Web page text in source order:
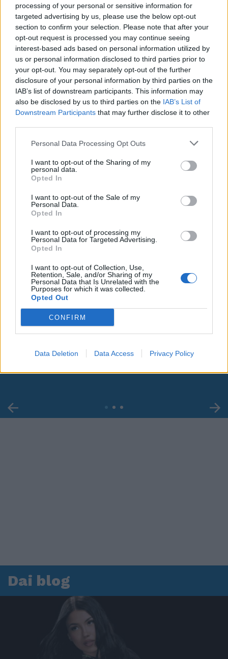
processing of your personal or sensitive information for
targeted advertising by us, please use the below opt-out
section to confirm your selection. Please note that after your
opt-out request is processed you may continue seeing
interest-based ads based on personal information utilized by
us or personal information disclosed to third parties prior to
your opt-out. You may separately opt-out of the further
disclosure of your personal information by third parties on the
IAB’s list of downstream participants. This information may
also be disclosed by us to third parties on the IAB’s List of
Downstream Participants that may further disclose it to other
Personal Data Processing Opt Outs
I want to opt-out of the Sharing of my
personal data.
Opted In
I want to opt-out of the Sale of my
Personal Data.
Opted In
I want to opt-out of processing my
Personal Data for Targeted Advertising.
Opted In
I want to opt-out of Collection, Use,
Retention, Sale, and/or Sharing of my
Personal Data that Is Unrelated with the
Purposes for which it was collected.
Opted Out
CONFIRM
Data Deletion Data Access Privacy Policy
00:00
Leonardo Maria Del Vecchio dall'ex compagna
Dai blog